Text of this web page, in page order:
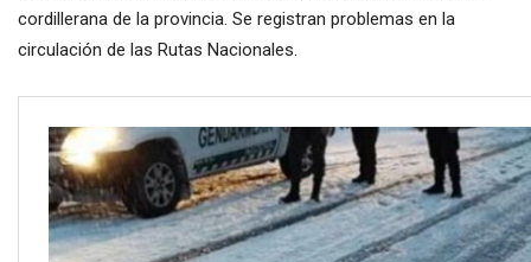
cordillerana de la provincia. Se registran problemas en la
circulación de las Rutas Nacionales.